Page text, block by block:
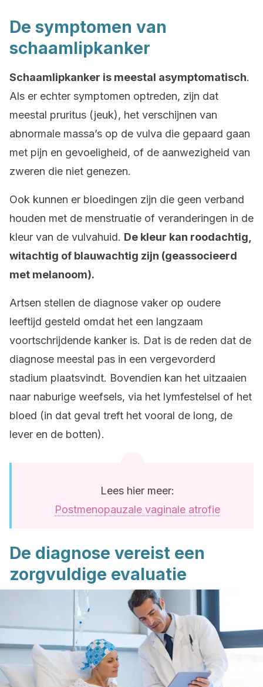
De symptomen van
schaamlipkanker
Schaamlipkanker is meestal asymptomatisch.
Als er echter symptomen optreden, zijn dat
meestal pruritus (jeuk), het verschijnen van
abnormale massa’s op de vulva die gepaard gaan
met pijn en gevoeligheid, of de aanwezigheid van
zweren die niet genezen.
Ook kunnen er bloedingen zijn die geen verband
houden met de menstruatie of veranderingen in de
kleur van de vulvahuid. De kleur kan roodachtig,
witachtig of blauwachtig zijn (geassocieerd
met melanoom).
Artsen stellen de diagnose vaker op oudere
leeftijd gesteld omdat het een langzaam
voortschrijdende kanker is. Dat is de reden dat de
diagnose meestal pas in een vergevorderd
stadium plaatsvindt. Bovendien kan het uitzaaien
naar naburige weefsels, via het lymfestelsel of het
bloed (in dat geval treft het vooral de long, de
lever en de botten).
Lees hier meer:
Postmenopauzale vaginale atrofie
De diagnose vereist een
zorgvuldige evaluatie